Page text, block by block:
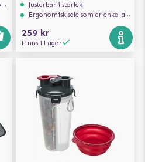
Justerbar i storlek
Ergonomisk sele som är enkel att ta på och av
259 kr
Finns i Lager